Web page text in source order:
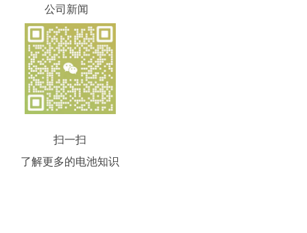
公司新闻
扫一扫
了解更多的电池知识